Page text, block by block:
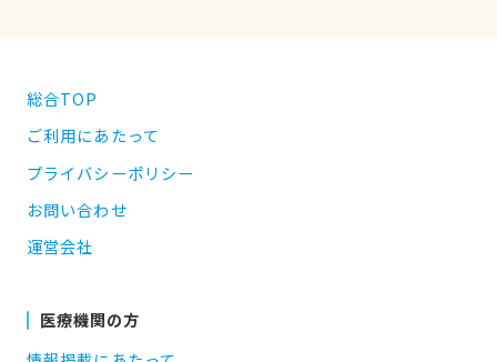
総合TOP
ご利用にあたって
プライバシーポリシー
お問い合わせ
運営会社
医療機関の方